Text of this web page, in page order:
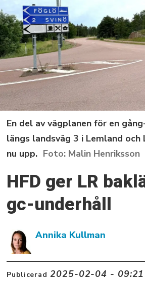
En del av vägplanen för en
längs landsväg 3 i Lemland och
nu upp.
Malin Henriksson
HFD ger LR
gc-underhåll
Annika Kullman
Publicerad 2025-02-04 - 09:21